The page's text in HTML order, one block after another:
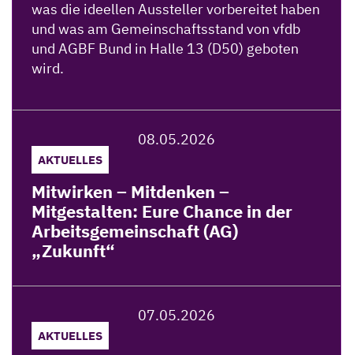
was die ideellen Aussteller vorbereitet haben
und was am Gemeinschaftsstand von vfdb
und AGBF Bund in Halle 13 (D50) geboten
wird.
08.05.2026
AKTUELLES
Mitwirken – Mitdenken –
Mitgestalten: Eure Chance in der
Arbeitsgemeinschaft (AG)
„Zukunft“
07.05.2026
AKTUELLES